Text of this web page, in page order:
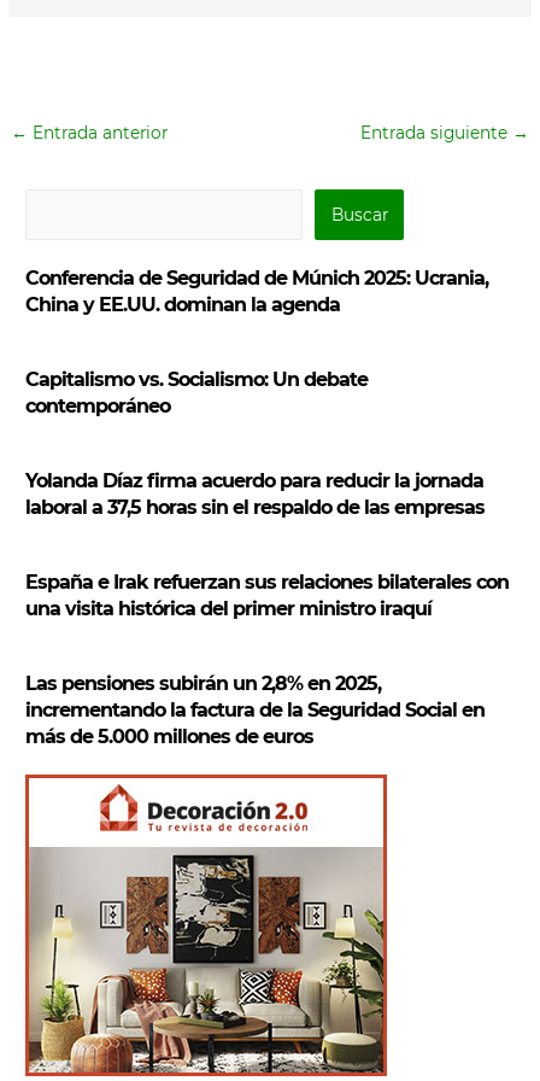
← Entrada anterior Entrada siguiente →
s
c
r
Buscar
Conferencia de Seguridad de Múnich 2025: Ucrania,
China y EE.UU. dominan la agenda
Capitalismo vs. Socialismo: Un debate
contemporáneo
Yolanda Díaz firma acuerdo para reducir la jornada
laboral a 37,5 horas sin el respaldo de las empresas
España e Irak refuerzan sus relaciones bilaterales con
una visita histórica del primer ministro iraquí
Las pensiones subirán un 2,8% en 2025,
incrementando la factura de la Seguridad Social en
más de 5.000 millones de euros